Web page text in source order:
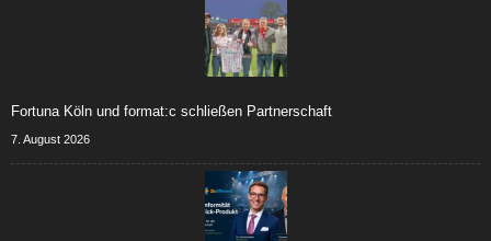
Fortuna Köln und format:c schließen Partnerschaft
7. August 2026